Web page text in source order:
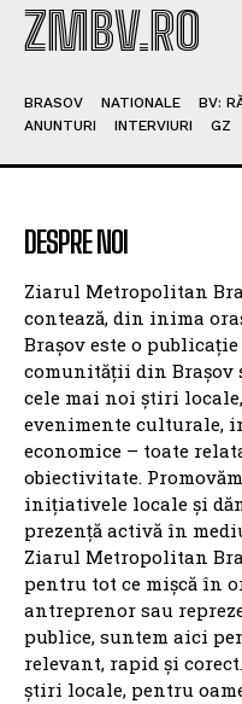
ZMBV.RO
BRASOV NATIONALE BV:
ANUNTURI
INTERVIURI GZ
DESPRE NOI
Ziarul Metropolitan
contează, din inima
Brașov este o
comunității din Brașov
cele mai noi știri
evenimente culturale,
economice – toate
obiectivitate.
inițiativele locale și
prezență activă în
Ziarul Metropolitan
pentru tot ce mișcă în
antreprenor sau
publice, suntem aici
relevant, rapid și
știri locale, pentru